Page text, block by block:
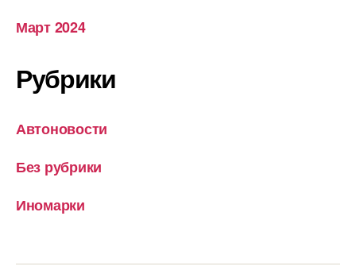
Март 2024
Рубрики
Автоновости
Без рубрики
Иномарки